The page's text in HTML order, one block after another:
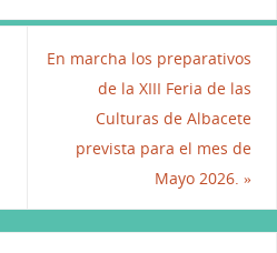
at
En marcha los preparativos
de la XIII Feria de las
Culturas de Albacete
prevista para el mes de
Mayo 2026.»